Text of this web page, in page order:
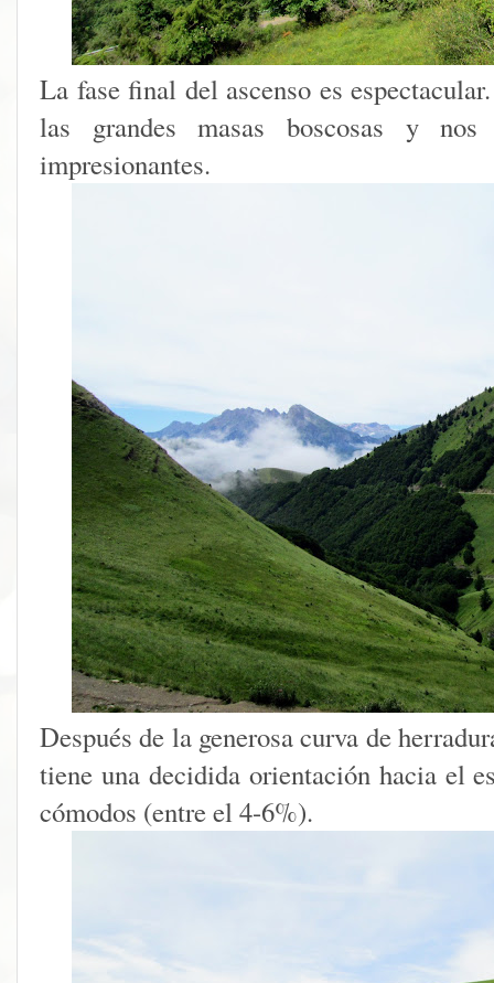
La fase final del ascenso es
las grandes masas boscosas y nos
impresionantes.
Después de la generosa curva de
tiene una decidida orientación hacia el
cómodos (entre el 4-6%).